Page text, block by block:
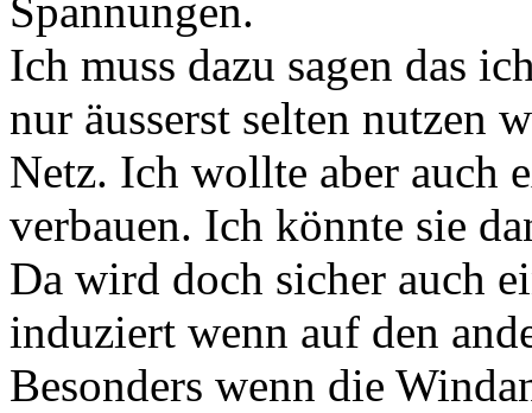
Spannungen.
Ich muss dazu sagen das
nur äusserst selten nutzen
Netz. Ich wollte aber auch
verbauen. Ich könnte sie
Da wird doch sicher auch
induziert wenn auf den
Besonders wenn die